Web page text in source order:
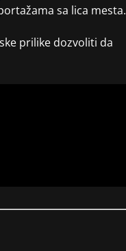
sa lica mesta.
prilike dozvoliti da